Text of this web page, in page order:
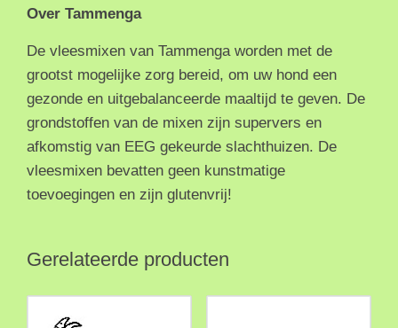
Over Tammenga
De vleesmixen van Tammenga worden met de
grootst mogelijke zorg bereid, om uw hond een
gezonde en uitgebalanceerde maaltijd te geven. De
grondstoffen van de mixen zijn supervers en
afkomstig van EEG gekeurde slachthuizen. De
vleesmixen bevatten geen kunstmatige
toevoegingen en zijn glutenvrij!
Gerelateerde producten